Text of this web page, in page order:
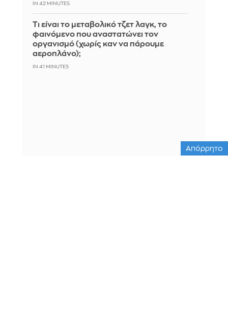
IN 42 MINUTES
Τι είναι το μεταβολικό τζετ λαγκ, το
φαινόμενο που αναστατώνει τον
οργανισμό (χωρίς καν να πάρουμε
αεροπλάνο);
IN 41 MINUTES
Απόρρητο